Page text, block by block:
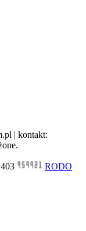
| kontakt:
RODO